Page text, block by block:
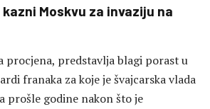
Moskvu za invaziju na
procjena, predstavlja blagi porast u
franaka za koje je švajcarska vlada
prošle godine nakon što je